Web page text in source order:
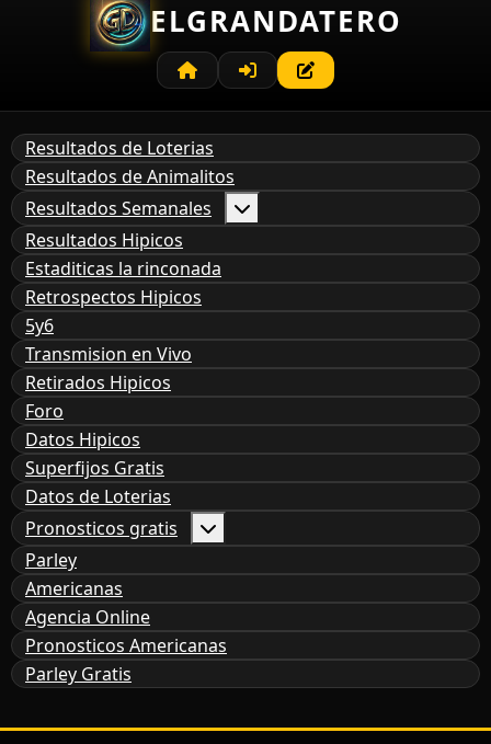
ELGRANDATERO
Resultados de Loterias
Resultados de Animalitos
Resultados Semanales
Resultados Hipicos
Estaditicas la rinconada
Retrospectos Hipicos
5y6
Transmision en Vivo
Retirados Hipicos
Foro
Datos Hipicos
Superfijos Gratis
Datos de Loterias
Pronosticos gratis
Parley
Americanas
Agencia Online
Pronosticos Americanas
Parley Gratis